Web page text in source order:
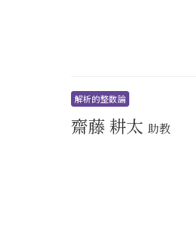
解析的整数論
齋藤 耕太 助教